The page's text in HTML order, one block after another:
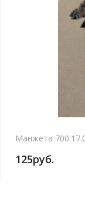
Манжета
125руб.